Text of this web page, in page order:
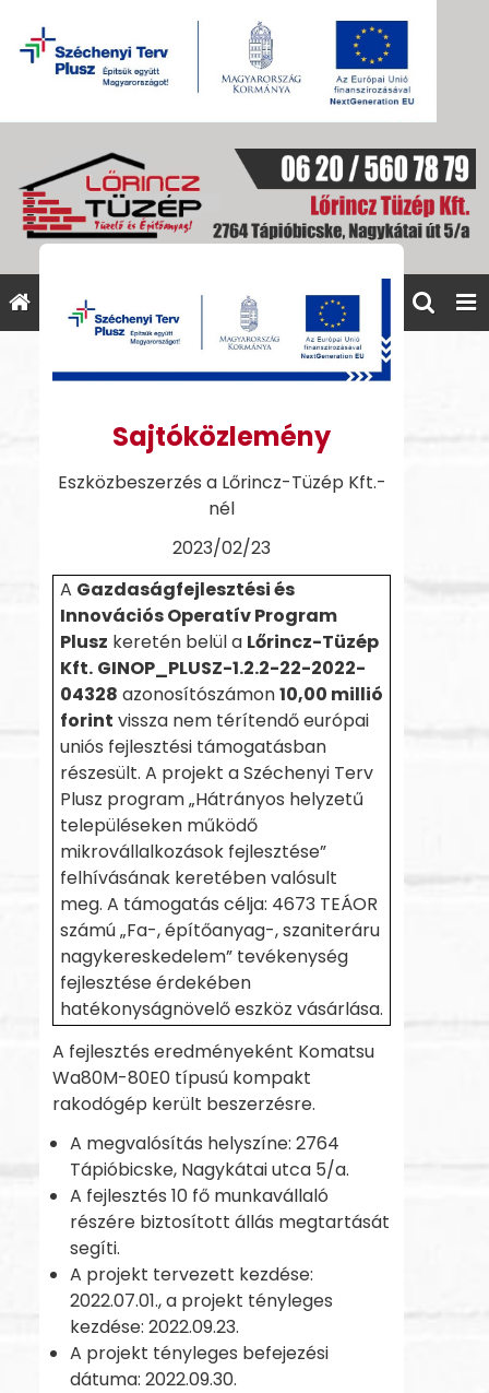
Sajtóközlemény
Eszközbeszerzés a Lőrincz-Tüzép Kft.-
nél
2023/02/23
A Gazdaságfejlesztési és
Innovációs Operatív Program
Plusz keretén belül a Lőrincz-Tüzép
Kft. GINOP_PLUSZ-1.2.2-22-2022-
04328 azonosítószámon10,00 millió
forint vissza nem térítendő európai
uniós fejlesztési támogatásban
részesült. A projekt a Széchenyi Terv
Plusz program „Hátrányos helyzetű
településeken működő
mikrovállalkozások fejlesztése”
felhívásának keretében valósult
meg. A támogatás célja: 4673 TEÁOR
számú „Fa-, építőanyag-, szaniteráru
nagykereskedelem” tevékenység
fejlesztése érdekében
hatékonyságnövelő eszköz vásárlása.
A fejlesztés eredményeként Komatsu
Wa80M-80E0 típusú kompakt
rakodógép került beszerzésre.
A megvalósítás helyszíne: 2764
Tápióbicske, Nagykátai utca 5/a.
A fejlesztés 10 fő munkavállaló
részére biztosított állás megtartását
segíti.
A projekt tervezett kezdése:
2022.07.01., a projekt tényleges
kezdése: 2022.09.23.
A projekt tényleges befejezési
dátuma: 2022.09.30.